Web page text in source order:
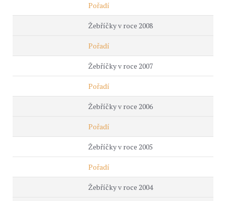
Pořadí
Žebříčky v roce 2008
Pořadí
Žebříčky v roce 2007
Pořadí
Žebříčky v roce 2006
Pořadí
Žebříčky v roce 2005
Pořadí
Žebříčky v roce 2004